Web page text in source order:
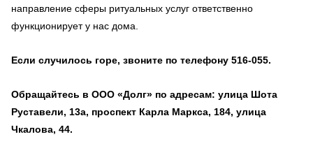
направление сферы ритуальных услуг ответственно
функционирует у нас дома.
Если случилось горе, звоните по телефону 516-055.
Обращайтесь в ООО «Долг» по адресам: улица Шота
Руставели, 13а, проспект Карла Маркса, 184, улица
Чкалова, 44.